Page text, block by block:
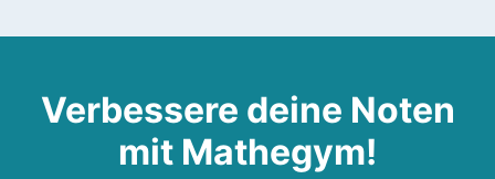
Verbessere deine Noten
mit Mathegym!